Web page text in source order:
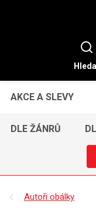
AKCE A SLEVY
DLE ŽÁNRŮ
Autoři obálky